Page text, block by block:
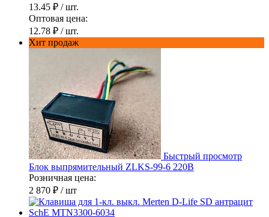
13.45 ₽ / шт.
Оптовая цена:
12.78 ₽ / шт.
Хит продаж
Быстрый просмотр
Блок выпрямительный ZLKS-99-6 220В
Розничная цена:
2 870 ₽ / шт